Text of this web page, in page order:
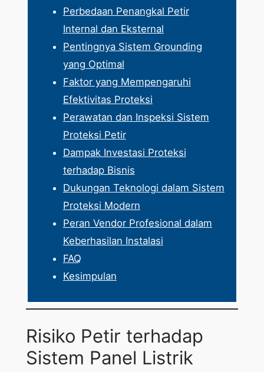
Perbedaan Penangkal Petir
Internal dan Eksternal
Pentingnya Sistem Grounding
yang Optimal
Faktor yang Mempengaruhi
Efektivitas Proteksi
Perawatan dan Inspeksi Sistem
Proteksi Petir
Dampak Investasi Proteksi
terhadap Bisnis
Dukungan Teknologi dalam Sistem
Proteksi Modern
Peran Vendor Profesional dalam
Keberhasilan Instalasi
FAQ
Kesimpulan
Risiko Petir terhadap
Sistem Panel Listrik